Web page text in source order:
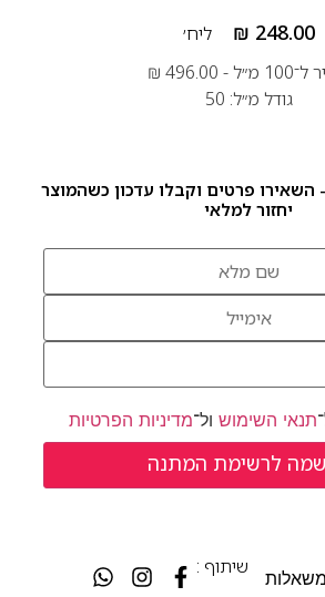
₪ 248.00
ליח׳
מ״ל -
₪ 496.00
גודל מ״ל: 50
פרטים וקבלו עדכון כשהמוצר
יחזור למלאי
תנאי השימושול־מדיניות הפרטיות
שיתוף :